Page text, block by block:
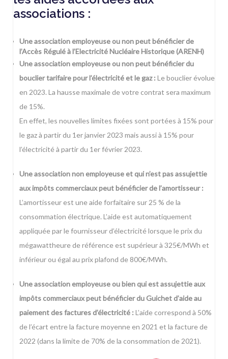
associations :
Une association employeuse ou non peut bénéficier de
l’Accès Régulé à l’Electricité Nucléaire Historique (ARENH)
Une association employeuse ou non peut bénéficier du
bouclier tarifaire pour l’électricité et le gaz : Le bouclier évolue
en 2023. La hausse maximale de votre contrat sera maximum
de 15%.
En effet, les nouvelles limites fixées sont portées à 15% pour
le gaz à partir du 1er janvier 2023 mais aussi à 15% pour
l’électricité à partir du 1er février 2023.
Une association non employeuse et qui n’est pas assujettie
aux impôts commerciaux peut bénéficier de l’amortisseur :
L’amortisseur est une aide forfaitaire sur 25 % de la
consommation électrique. L’aide est automatiquement
appliquée par le fournisseur d’électricité lorsque le prix du
mégawattheure de référence est supérieur à 325€/MWh et
inférieur ou égal au prix plafond de 800€/MWh.
Une association employeuse ou bien qui est assujettie aux
impôts commerciaux peut bénéficier du Guichet d’aide au
paiement des factures d’électricité : L’aide correspond à 50%
de l’écart entre la facture moyenne en 2021 et la facture de
2022 (dans la limite de 70% de la consommation de 2021).